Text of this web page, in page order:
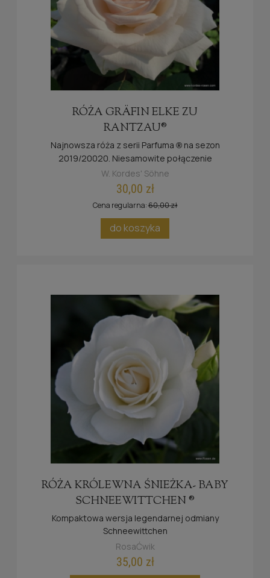
RÓŻA GRÄFIN ELKE ZU
RANTZAU®
Najnowsza róża z serii Parfuma ®na sezon
2019/20020. Niesamowite połączenie
zapomnianego zapachu paczuli i mirry oraz jabłka,
ziemi, przypraw orientu, moreli i innych owoców.
Bardzo dobra odporność na choroby grzybowe.
W. Kordes' Söhne
30,00 zł
Cena regularna:60,00 zł
do koszyka
RÓŻA KRÓLEWNA ŚNIEŻKA- BABY
SCHNEEWITTCHEN ®
Kompaktowa wersja legendarnej odmiany
Schneewittchen
RosaĆwik
35,00 zł